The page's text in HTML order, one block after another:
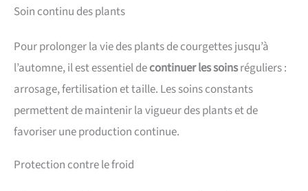
Soin continu des plants
Pour prolonger la vie des plants de courgettes jusqu’à
l’automne, il est essentiel decontinuer les soinsréguliers :
arrosage, fertilisation et taille. Les soins constants
permettent de maintenir la vigueur des plants et de
favoriser une production continue.
Protection contre le froid